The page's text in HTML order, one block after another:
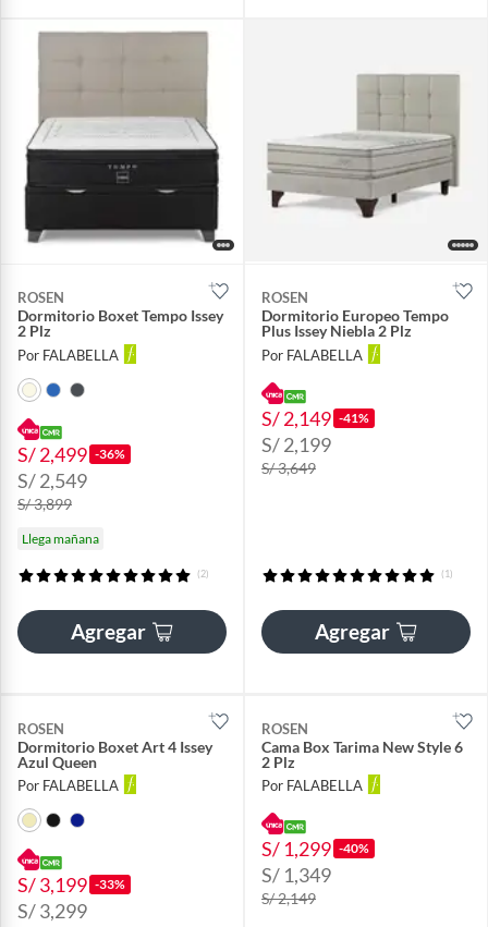
ROSEN
Dormitorio Boxet Tempo Issey
2 Plz
Por FALABELLA
S/ 2,499 -36%
S/ 2,549
S/ 3,899
Llega mañana
(2)
Agregar
ROSEN
Dormitorio Europeo Tempo
Plus Issey Niebla 2 Plz
Por FALABELLA
S/ 2,149 -41%
S/ 2,199
S/ 3,649
(1)
Agregar
ROSEN
Dormitorio Boxet Art 4 Issey
Azul Queen
Por FALABELLA
S/ 3,199 -33%
S/ 3,299
ROSEN
Cama Box Tarima New Style 6
2 Plz
Por FALABELLA
S/ 1,299 -40%
S/ 1,349
S/ 2,149